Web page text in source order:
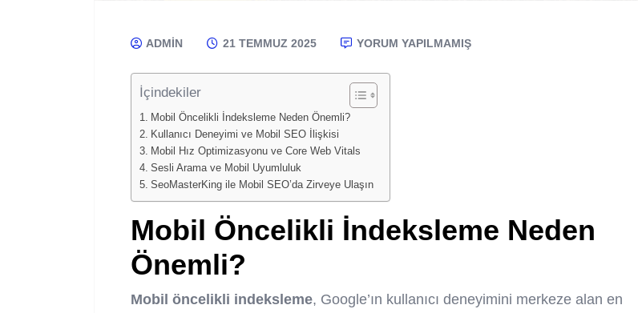
ADMIN 21 TEMMUZ 2025 YORUM YAPILMAMIŞ
İçindekiler
Mobil Öncelikli İndeksleme Neden Önemli?
Kullanıcı Deneyimi ve Mobil SEO İlişkisi
Mobil Hız Optimizasyonu ve Core Web Vitals
Sesli Arama ve Mobil Uyumluluk
SeoMasterKing ile Mobil SEO’da Zirveye Ulaşın
Mobil Öncelikli İndeksleme Neden
Önemli?
Mobil öncelikli indeksleme, Google’ın kullanıcı deneyimini merkeze alan en